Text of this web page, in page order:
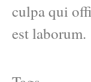
culpa qui
est laborum.